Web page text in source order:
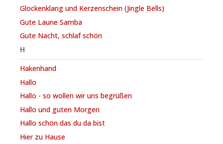
Glockenklang und Kerzenschein (Jingle Bells)
Gute Laune Samba
Gute Nacht, schlaf schön
H
Hakenhand
Hallo
Hallo - so wollen wir uns begrüßen
Hallo und guten Morgen
Hallo schön das du da bist
Hier zu Hause